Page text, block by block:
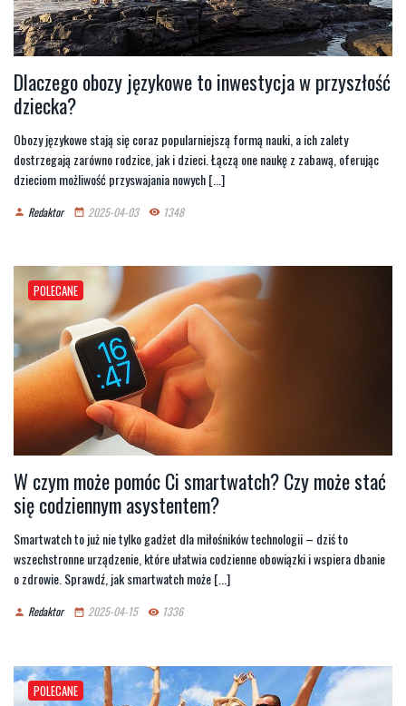
Dlaczego obozy językowe to inwestycja w przyszłość
dziecka?
Obozy językowe stają się coraz popularniejszą formą nauki, a ich zalety
dostrzegają zarówno rodzice, jak i dzieci. Łączą one naukę z zabawą, oferując
dzieciom możliwość przyswajania nowych [...]
person Redaktor date_range 2025-04-03 remove_red_eye 1348
POLECANE
W czym może pomóc Ci smartwatch? Czy może stać
się codziennym asystentem?
Smartwatch to już nie tylko gadżet dla miłośników technologii – dziś to
wszechstronne urządzenie, które ułatwia codzienne obowiązki i wspiera dbanie
o zdrowie. Sprawdź, jak smartwatch może [...]
person Redaktor date_range 2025-04-15 remove_red_eye 1336
POLECANE